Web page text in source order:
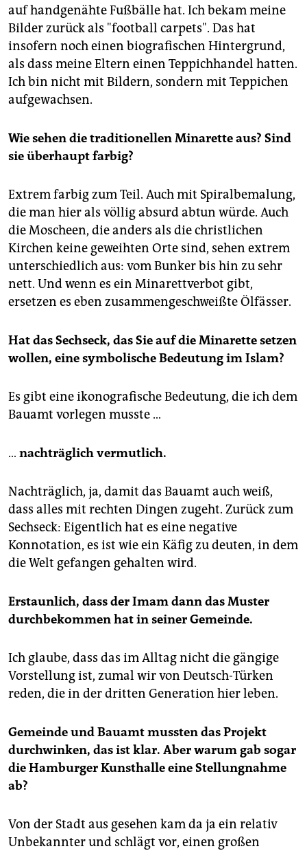
auf handgenähte Fußbälle hat. Ich bekam meine
Bilder zurück als "football carpets". Das hat
insofern noch einen biografischen Hintergrund,
als dass meine Eltern einen Teppichhandel hatten.
Ich bin nicht mit Bildern, sondern mit Teppichen
aufgewachsen.
Wie sehen die traditionellen Minarette aus? Sind
sie überhaupt farbig?
Extrem farbig zum Teil. Auch mit Spiralbemalung,
die man hier als völlig absurd abtun würde. Auch
die Moscheen, die anders als die christlichen
Kirchen keine geweihten Orte sind, sehen extrem
unterschiedlich aus: vom Bunker bis hin zu sehr
nett. Und wenn es ein Minarettverbot gibt,
ersetzen es eben zusammengeschweißte Ölfässer.
Hat das Sechseck, das Sie auf die Minarette setzen
wollen, eine symbolische Bedeutung im Islam?
Es gibt eine ikonografische Bedeutung, die ich dem
Bauamt vorlegen musste …
… nachträglich vermutlich.
Nachträglich, ja, damit das Bauamt auch weiß,
dass alles mit rechten Dingen zugeht. Zurück zum
Sechseck: Eigentlich hat es eine negative
Konnotation, es ist wie ein Käfig zu deuten, in dem
die Welt gefangen gehalten wird.
Erstaunlich, dass der Imam dann das Muster
durchbekommen hat in seiner Gemeinde.
Ich glaube, dass das im Alltag nicht die gängige
Vorstellung ist, zumal wir von Deutsch-Türken
reden, die in der dritten Generation hier leben.
Gemeinde und Bauamt mussten das Projekt
durchwinken, das ist klar. Aber warum gab sogar
die Hamburger Kunsthalle eine Stellungnahme
ab?
Von der Stadt aus gesehen kam da ja ein relativ
Unbekannter und schlägt vor, einen großen